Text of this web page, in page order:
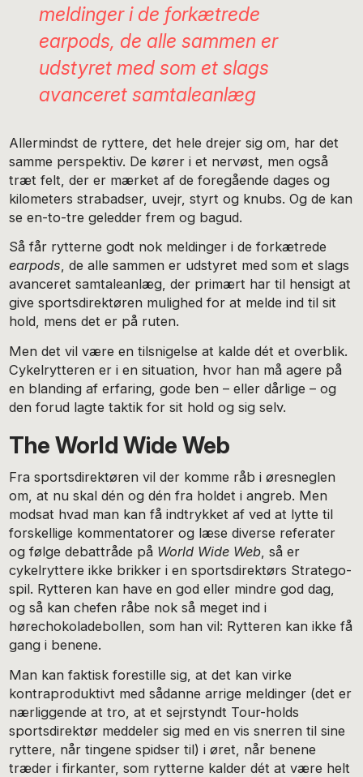
meldinger i de forkætrede
earpods, de alle sammen er
udstyret med som et slags
avanceret samtaleanlæg
Allermindst de ryttere, det hele drejer sig om, har det
samme perspektiv. De kører i et nervøst, men også
træt felt, der er mærket af de foregående dages og
kilometers strabadser, uvejr, styrt og knubs. Og de kan
se en-to-tre geledder frem og bagud.
Så får rytterne godt nok meldinger i de forkætrede
earpods, de alle sammen er udstyret med som et slags
avanceret samtaleanlæg, der primært har til hensigt at
give sportsdirektøren mulighed for at melde ind til sit
hold, mens det er på ruten.
Men det vil være en tilsnigelse at kalde dét et overblik.
Cykelrytteren er i en situation, hvor han må agere på
en blanding af erfaring, gode ben – eller dårlige – og
den forud lagte taktik for sit hold og sig selv.
The World Wide Web
Fra sportsdirektøren vil der komme råb i øresneglen
om, at nu skal dén og dén fra holdet i angreb. Men
modsat hvad man kan få indtrykket af ved at lytte til
forskellige kommentatorer og læse diverse referater
og følge debattråde på World Wide Web, så er
cykelryttere ikke brikker i en sportsdirektørs Stratego-
spil. Rytteren kan have en god eller mindre god dag,
og så kan chefen råbe nok så meget ind i
hørechokoladebollen, som han vil: Rytteren kan ikke få
gang i benene.
Man kan faktisk forestille sig, at det kan virke
kontraproduktivt med sådanne arrige meldinger (det er
nærliggende at tro, at et sejrstyndt Tour-holds
sportsdirektør meddeler sig med en vis snerren til sine
ryttere, når tingene spidser til) i øret, når benene
træder i firkanter, som rytterne kalder dét at være helt